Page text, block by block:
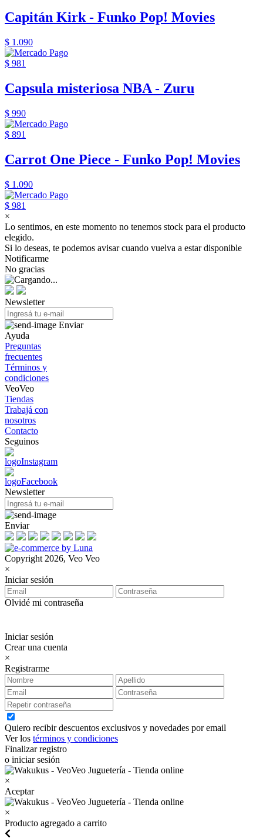
Capitán Kirk - Funko Pop! Movies
$ 1.090
$ 981
Capsula misteriosa NBA - Zuru
$ 990
$ 891
Carrot One Piece - Funko Pop! Movies
$ 1.090
$ 981
×
Lo sentimos, en este momento no tenemos stock para el producto
elegido.
Si lo deseas, te podemos avisar cuando vuelva a estar disponible
Notificarme
No gracias
Newsletter
Enviar
Ayuda
Preguntas
frecuentes
Términos y
condiciones
VeoVeo
Tiendas
Trabajá con
nosotros
Contacto
Seguinos
Newsletter
Enviar
Copyright 2026, Veo Veo
×
Iniciar sesión
Olvidé mi contraseña
Iniciar sesión
Crear una cuenta
×
Registrarme
Quiero recibir descuentos exclusivos y novedades por email
Ver los términos y condiciones
Finalizar registro
o iniciar sesión
×
Aceptar
×
Producto agregado a carrito